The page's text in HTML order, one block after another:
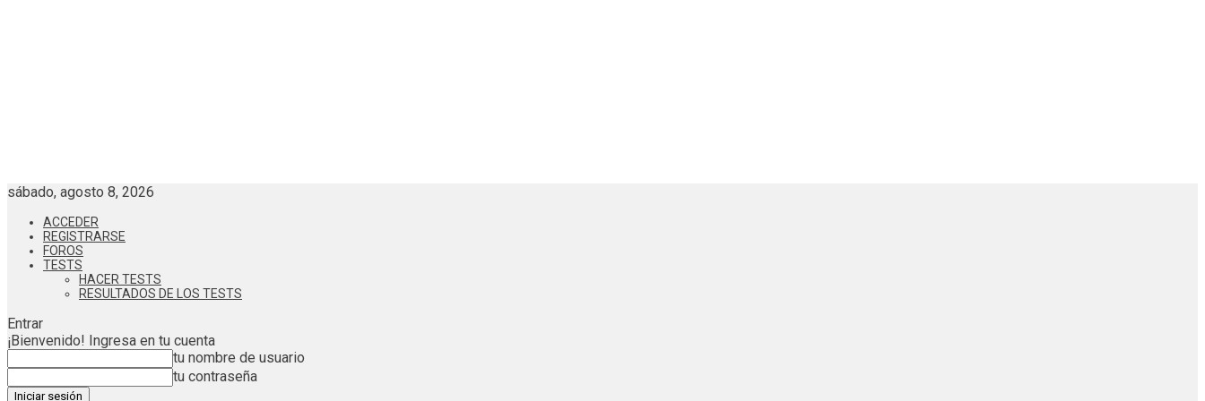
sábado, agosto 8, 2026
ACCEDER
REGISTRARSE
FOROS
TESTS
HACER TESTS
RESULTADOS DE LOS TESTS
Entrar
¡Bienvenido! Ingresa en tu cuenta
tu nombre de usuario
tu contraseña